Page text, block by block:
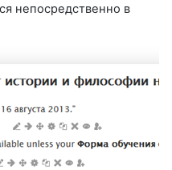
непосредственно в